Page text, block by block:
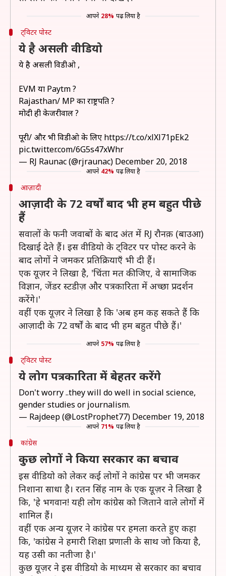
आपने 28% पढ़ लिया है
ट्विटर पोस्ट
ये है असली वीडियो
ये है असली विडीओ ,
EVM या Paytm ?
Rajasthan/ MP का राष्ट्रपति ?
मोदी ही केजरीवाल ?
पूरी/ और भी विडीओ के लिए https://t.co/xlXl71pEk2
pic.twitter.com/6G5s47xWhr
— RJ Raunac (@rjraunac) December 20, 2018
आपने 42% पढ़ लिया है
आज़ादी
आज़ादी के 72 वर्षों बाद भी हम बहुत पीछे
हैं
सवालों के फनी जवाबों के बाद अंत में RJ रौनक़ (बाउआ)
दिखाई देते हैं। इस वीडियो के ट्विटर पर पोस्ट करने के
बाद लोगों ने जमकर प्रतिक्रियाएँ भी दी हैं।
एक यूज़र ने लिखा है, 'चिंता मत कीजिए, वे सामाजिक
विज्ञान, जेंडर स्टडीज़ और पत्रकारिता में अच्छा प्रदर्शन
करेंगे।'
वहीं एक यूज़र ने लिखा है कि 'अब हम कह सकते हैं कि
आज़ादी के 72 वर्षों के बाद भी हम बहुत पीछे हैं।'
आपने 57% पढ़ लिया है
ट्विटर पोस्ट
ये लोग पत्रकारिता में बेहतर करेंगे
Don't worry ..they will do well in social science,
gender studies or journalism.
— Rajdeep (@LostProphet77) December 19, 2018
आपने 71% पढ़ लिया है
कांग्रेस
कुछ लोगों ने किया सरकार का बचाव
इस वीडियो को लेकर कई लोगों ने कांग्रेस पर भी जमकर
निशाना साधा है। रतन सिंह नाम के एक यूज़र ने लिखा है
कि, 'हे भगवान! यही लोग कांग्रेस को जिताने वाले लोगों में
शामिल हैं।
वहीं एक अन्य यूज़र ने कांग्रेस पर हमला करते हुए कहा
कि, 'कांग्रेस ने हमारी शिक्षा प्रणाली के साथ जो किया है,
यह उसी का नतीजा है।'
कुछ यूज़र ने इस वीडियो के माध्यम से सरकार का बचाव